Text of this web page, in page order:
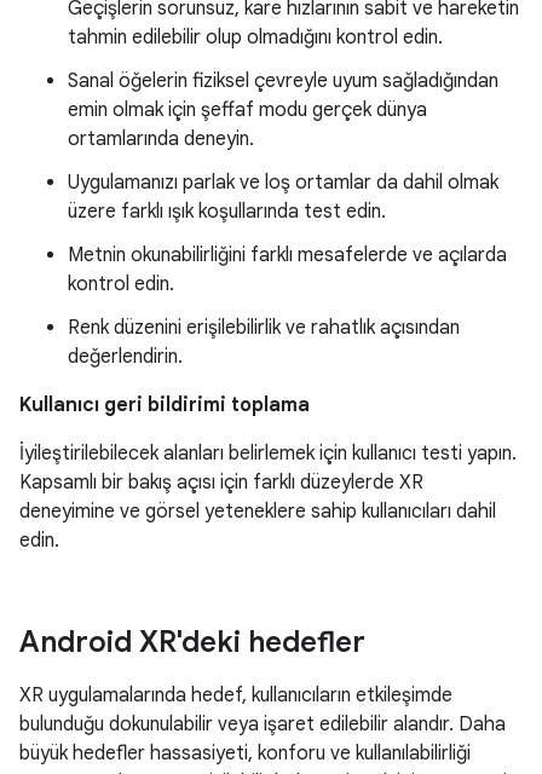
Geçişlerin sorunsuz, kare hızlarının sabit ve hareketin
tahmin edilebilir olup olmadığını kontrol edin.
Sanal öğelerin fiziksel çevreyle uyum sağladığından
emin olmak için şeffaf modu gerçek dünya
ortamlarında deneyin.
Uygulamanızı parlak ve loş ortamlar da dahil olmak
üzere farklı ışık koşullarında test edin.
Metnin okunabilirliğini farklı mesafelerde ve açılarda
kontrol edin.
Renk düzenini erişilebilirlik ve rahatlık açısından
değerlendirin.
Kullanıcı geri bildirimi toplama
İyileştirilebilecek alanları belirlemek için kullanıcı testi yapın.
Kapsamlı bir bakış açısı için farklı düzeylerde XR
deneyimine ve görsel yeteneklere sahip kullanıcıları dahil
edin.
Android XR'deki hedefler
XR uygulamalarında hedef, kullanıcıların etkileşimde
bulunduğu dokunulabilir veya işaret edilebilir alandır. Daha
büyük hedefler hassasiyeti, konforu ve kullanılabilirliği